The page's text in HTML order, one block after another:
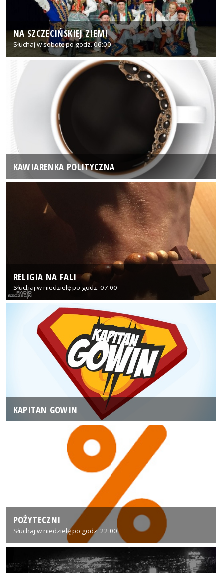
NA SZCZECIŃSKIEJ ZIEMI
Słuchaj w sobotę po godz. 06:00
KAWIARENKA POLITYCZNA
RELIGIA NA FALI
Słuchaj w niedzielę po godz. 07:00
KAPITAN GOWIN
POŻYTECZNI
Słuchaj w niedzielę po godz. 22:00